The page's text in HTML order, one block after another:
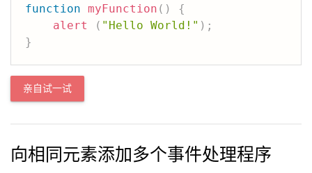
function myFunction ( )
{
alert
( "Hello World!" ) ;
}
亲自试一试
向相同元素添加多个事件处理程序